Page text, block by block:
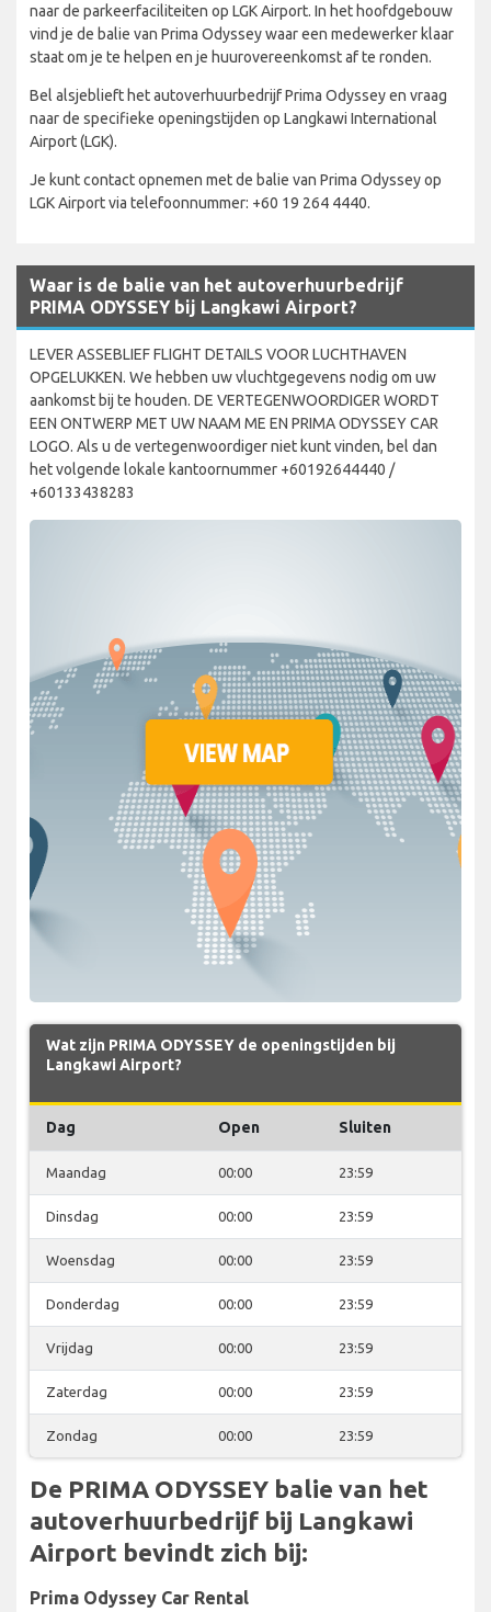
naar de parkeerfaciliteiten op LGK Airport. In het hoofdgebouw
vind je de balie van Prima Odyssey waar een medewerker klaar
staat om je te helpen en je huurovereenkomst af te ronden.
Bel alsjeblieft het autoverhuurbedrijf Prima Odyssey en vraag
naar de specifieke openingstijden op Langkawi International
Airport (LGK).
Je kunt contact opnemen met de balie van Prima Odyssey op
LGK Airport via telefoonnummer: +60 19 264 4440.
Waar is de balie van het autoverhuurbedrijf
PRIMA ODYSSEY bij Langkawi Airport?
LEVER ASSEBLIEF FLIGHT DETAILS VOOR LUCHTHAVEN
OPGELUKKEN. We hebben uw vluchtgegevens nodig om uw
aankomst bij te houden. DE VERTEGENWOORDIGER WORDT
EEN ONTWERP MET UW NAAM ME EN PRIMA ODYSSEY CAR
LOGO. Als u de vertegenwoordiger niet kunt vinden, bel dan
het volgende lokale kantoornummer +60192644440 /
+60133438283
Wat zijn PRIMA ODYSSEY de openingstijden bij
Langkawi Airport?
Dag Open Sluiten
Maandag 00:00 23:59
Dinsdag 00:00 23:59
Woensdag 00:00 23:59
Donderdag 00:00 23:59
Vrijdag 00:00 23:59
Zaterdag 00:00 23:59
Zondag 00:00 23:59
De PRIMA ODYSSEY balie van het
autoverhuurbedrijf bij Langkawi
Airport bevindt zich bij:
Prima Odyssey Car Rental